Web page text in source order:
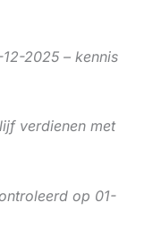
2025 – kennis
verdienen met
op 01-